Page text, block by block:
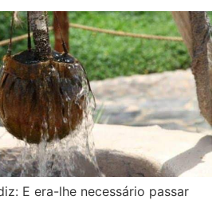
E era-lhe necessário passar